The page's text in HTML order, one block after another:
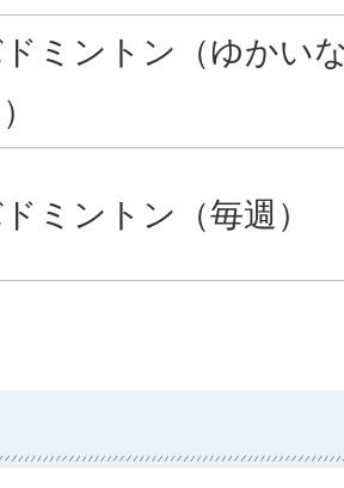
ミントン（ゆかい
ミントン（毎週）